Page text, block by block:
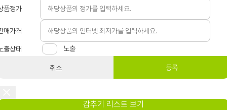
품정가
매가격
출상태 노출
취소 등록
감추기 리스트 보기